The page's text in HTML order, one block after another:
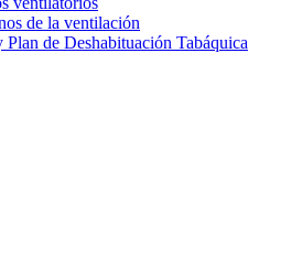
de la ventilación
Plan de Deshabituación Tabáquica